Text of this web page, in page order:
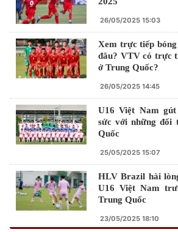
26/05/2025 15:03
Xem trực tiếp
đâu? VTV có trực
ở Trung Quốc?
26/05/2025 14:45
U16 Việt Nam gút
sức với những đối
Quốc
25/05/2025 15:07
HLV Brazil hài
U16 Việt Nam
Trung Quốc
23/05/2025 18:10